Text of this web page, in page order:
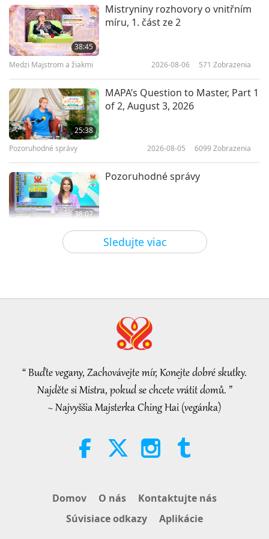
12:08
The Joys and Benefits of Organic
17:21
Heavenly Messenger: How One
Part 1 of 4
Sledujte viac
38:45
Mistryniny rozhovory o vnitřním
míru, 1. část ze 2
Medzi Majstrom a žiakmi 2026-08-06 571 Zobrazenia
25:38
MAPA’s Question to Master, Part 1
of 2, August 3, 2026
Pozoruhodné správy 2026-08-05 6099 Zobrazenia
38:07
Pozoruhodné správy
Pozoruhodné správy 2026-08-05 53
22:27
21:56
Beyond Calcium: The Everyday
Zdravý životný štýl
Companion, Part 2 of 2
člověka
“ Buďte vegany, Zachovávejte mír, Konejte dobré skutky.
Najděte si Mistra, pokud se chcete vrátit domů. ”
~ Najvyššia Majsterka Ching Hai (vegánka)
Domov O nás
Kontaktujte nás
Súvisiace odkazy
Aplikácie